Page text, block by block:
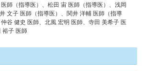
師（指導医）、松⽥ 宙 医師（指導医）、浅岡
⽂⼦ 医師（指導医）、関井 洋輔 医師（指導
⾕ 健史 医師、北⾵ 宏明 医師、寺⽥ 美希⼦ 医
裕⼦ 医師